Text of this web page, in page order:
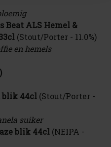
Beat ALS Hemel &
(Stout/Porter - 11.0%)
en hemels
blik 44cl (Stout/Porter -
suiker
blik 44cl (NEIPA -